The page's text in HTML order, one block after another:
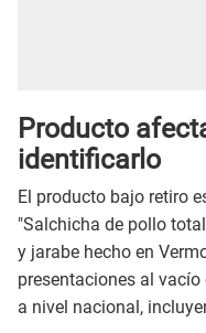
Producto
identificarlo
El producto bajo retiro
"Salchicha de pollo
y jarabe hecho en
presentaciones al
a nivel nacional,